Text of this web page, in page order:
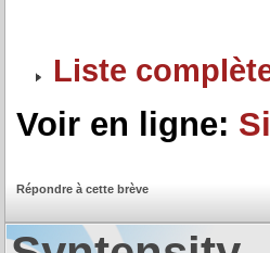
Liste
Voir en ligne:
Répondre à cette brève